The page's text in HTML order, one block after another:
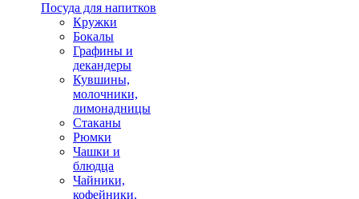
Посуда для напитков
Кружки
Бокалы
Графины и
декандеры
Кувшины,
молочники,
лимонадницы
Стаканы
Рюмки
Чашки и
блюдца
Чайники,
кофейники,